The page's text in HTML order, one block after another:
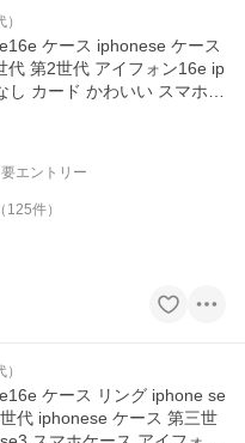
ケース iphonese ケース
代 第2世代 アイフォン16e ip
カード かわいい スマホケ
要エントリー
125件）
ケース リング iphone se
代 iphonese ケース 第三世